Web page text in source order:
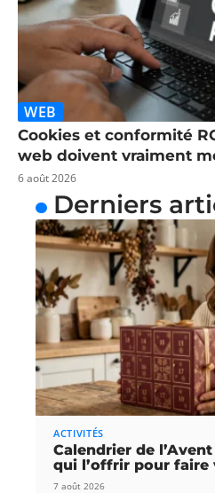
WEB
Cookies et conformité
web doivent vraiment
6 août 2026
Derniers
ACTIVITÉS
Calendrier de
qui l’offrir pour faire
7 août 2026